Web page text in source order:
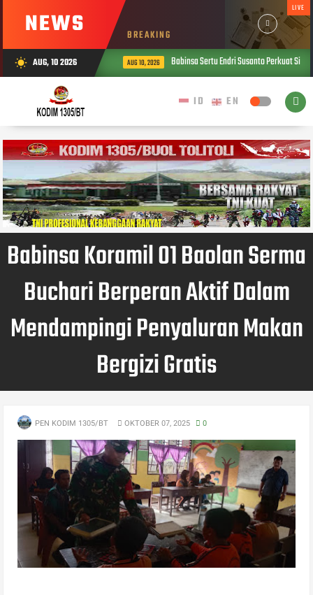
NEWS BREAKING
LIVE
wb_sunny AUG, 10 2026 AUG 10, 2026 Babinsa Sertu Endri Susanto Perkuat
Babinsa Koramil 01 Baolan Serma
Buchari Berperan Aktif Dalam
Mendampingi Penyaluran Makan
Bergizi Gratis
PEN KODIM 1305/BT OKTOBER 07, 2025 0